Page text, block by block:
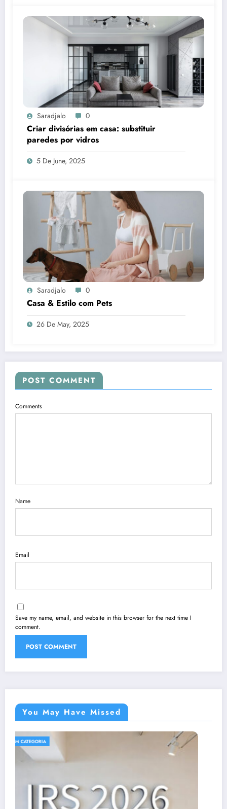
Saradjalo 0
Criar divisórias em casa: substituir
paredes por vidros
5 De June, 2025
Saradjalo 0
Casa & Estilo com Pets
26 De May, 2025
POST COMMENT
Comments
Name
Email
Save my name, email, and website in this browser for the next time I
comment.
You May Have Missed
SEM CATEGORIA